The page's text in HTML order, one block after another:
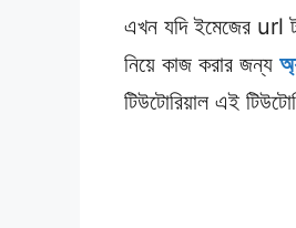
এখন যদি ইমেজের url
নিয়ে কাজ করার জন্য
টিউটোরিয়াল এই